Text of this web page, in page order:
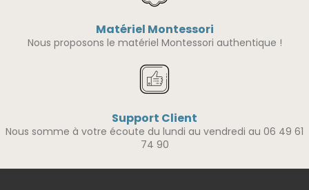
Matériel Montessori
Nous proposons le matériel Montessori authentique !
Support Client
Nous somme à votre écoute du lundi au vendredi au 06 49 61
74 90